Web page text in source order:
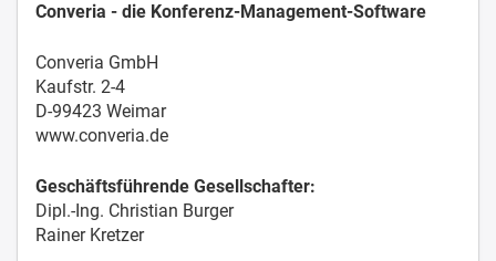
Converia - die Konferenz-Management-Software
Converia GmbH
Kaufstr. 2-4
D-99423 Weimar
www.converia.de
Geschäftsführende Gesellschafter:
Dipl.-Ing. Christian Burger
Rainer Kretzer